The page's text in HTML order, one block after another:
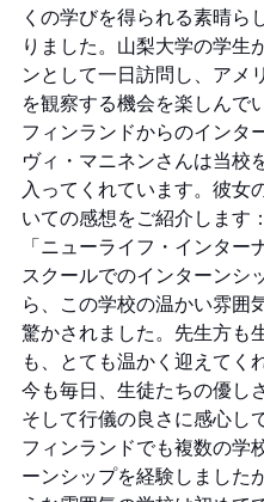
くの学びを得られる素晴ら
りました。山梨大学の学生
ンとして一日訪問し、アメ
を観察する機会を楽しんで
フィンランドからのインタ
ヴィ・マニネンさんは当校
入ってくれています。彼女
いての感想をご紹介します：
「ニューライフ・インター
スクールでのインターンシ
ら、この学校の温かい雰囲
驚かされました。先生方も
も、とても温かく迎えてく
今も毎日、生徒たちの優し
そして行儀の良さに感心し
フィンランドでも複数の学
ーンシップを経験しました